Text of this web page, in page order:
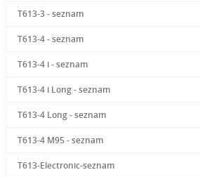
T613-3 - seznam
T613-4 - seznam
T613-4 i - seznam
T613-4 i Long - seznam
T613-4 Long - seznam
T613-4 M95 - seznam
T613-Electronic-seznam